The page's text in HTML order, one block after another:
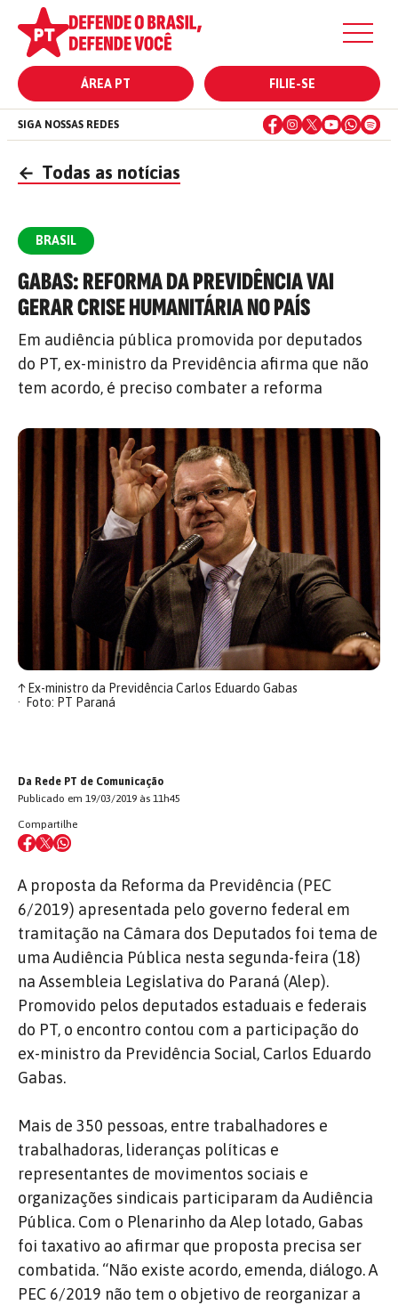
ÁREA PT FILIE-SE
SIGA NOSSAS REDES
← Todas as notícias
BRASIL
GABAS: REFORMA DA PREVIDÊNCIA VAI
GERAR CRISE HUMANITÁRIA NO PAÍS
Em audiência pública promovida por deputados
do PT, ex-ministro da Previdência afirma que não
tem acordo, é preciso combater a reforma
↑Ex-ministro da Previdência Carlos Eduardo Gabas
Foto: PT Paraná
Da Rede PT de Comunicação
Publicado em 19/03/2019 às 11h45
Compartilhe
A proposta da Reforma da Previdência (PEC
6/2019) apresentada pelo governo federal em
tramitação na Câmara dos Deputados foi tema de
uma Audiência Pública nesta segunda-feira (18)
na Assembleia Legislativa do Paraná (Alep).
Promovido pelos deputados estaduais e federais
do PT, o encontro contou com a participação do
ex-ministro da Previdência Social, Carlos Eduardo
Gabas.
Mais de 350 pessoas, entre trabalhadores e
trabalhadoras, lideranças políticas e
representantes de movimentos sociais e
organizações sindicais participaram da Audiência
Pública. Com o Plenarinho da Alep lotado, Gabas
foi taxativo ao afirmar que proposta precisa ser
combatida. “Não existe acordo, emenda, diálogo. A
PEC 6/2019 não tem o objetivo de reorganizar a